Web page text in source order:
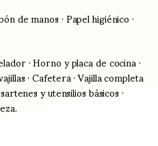
de manos · Papel higiénico ·
· Horno y placa de cocina ·
· Cafetera · Vajilla completa
y utensilios básicos ·